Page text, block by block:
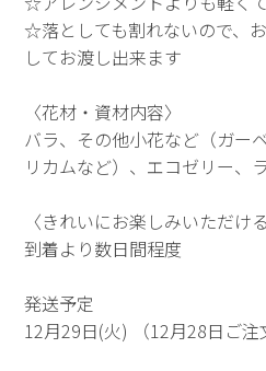
☆落としても割れないので、
してお渡し出来ます
〈花材・資材内容〉
バラ、その他小花など（ガー
リカムなど）、エコゼリー、
〈きれいにお楽しみいただけ
到着より数日間程度
発送予定
12月29日(火) （12月28日ご注